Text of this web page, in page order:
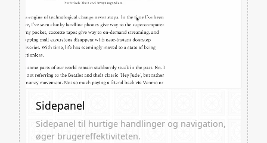
Sidepanel
Sidepanel til hurtige handlinger og navigation,
øger brugereffektiviteten.